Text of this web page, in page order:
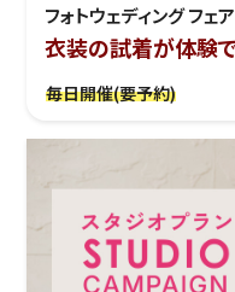
フォトウェディング フェ
衣装の試着が体験で
毎日開催(要予約)